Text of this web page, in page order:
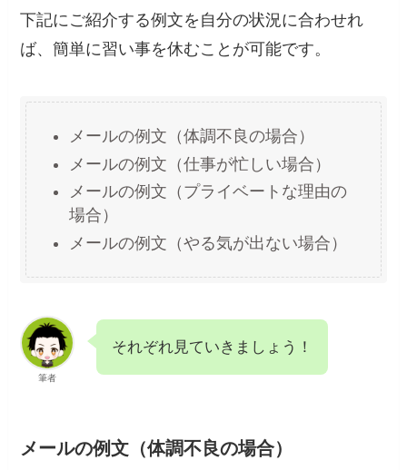
下記にご紹介する例文を自分の状況に合わせれ
ば、簡単に習い事を休むことが可能です。
メールの例文（体調不良の場合）
メールの例文（仕事が忙しい場合）
メールの例文（プライベートな理由の
場合）
メールの例文（やる気が出ない場合）
筆者
それぞれ見ていきましょう！
メールの例文（体調不良の場合）